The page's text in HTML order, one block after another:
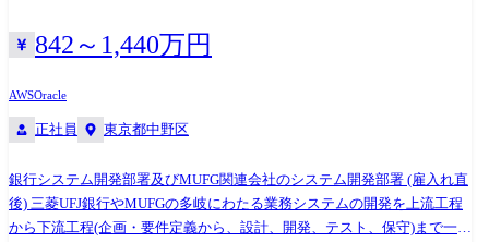
ソフトウェア設計部について ●当部署は評価システム製品のソフトウェ
ア設計・開発を担っている部署です。 製品ごとにチームに分かれてお
ログラミング～テストまでは、社外のソフトウェア開発請負会社に依頼
に携わり、他組織(光学設計、機械設計、電気設計などのハードウェア設
計)部隊と協働し製品を開発したり、顧客や顧客先に製品を導入・据付・
アフターサービスをする部隊から、実際に現場で使用された際のフィー
842～1,440万円
AWSOracle
正社員 東京都中野区
銀行システム開発部署及びMUFG関連会社のシステム開発部署 (雇入れ直
後) 三菱UFJ銀行やMUFGの多岐にわたる業務システムの開発を上流工程
から下流工程(企画・要件定義から、設計、開発、テスト、保守)まで一貫